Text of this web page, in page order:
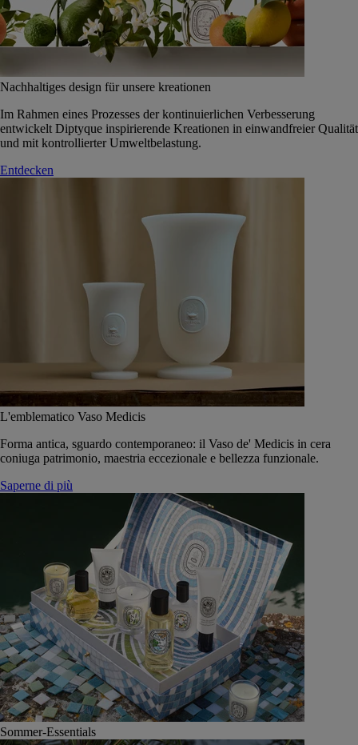
Nachhaltiges design für unsere kreationen
Im Rahmen eines Prozesses der kontinuierlichen Verbesserung
entwickelt Diptyque inspirierende Kreationen in einwandfreier Qualität
und mit kontrollierter Umweltbelastung.
Entdecken
L'emblematico Vaso Medicis
Forma antica, sguardo contemporaneo: il Vaso de' Medicis in cera
coniuga patrimonio, maestria eccezionale e bellezza funzionale.
Saperne di più
Sommer-Essentials